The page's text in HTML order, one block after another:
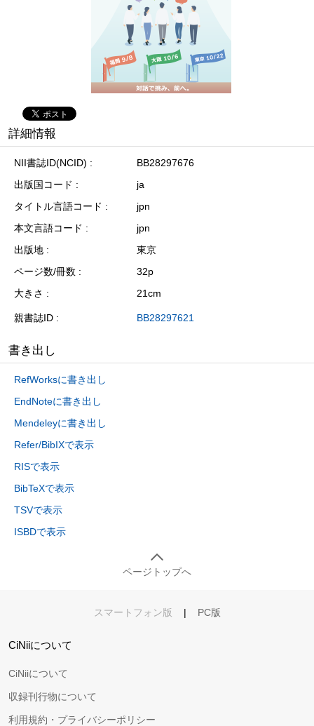
詳細情報
NII書誌ID(NCID)
BB28297676
出版国コード
ja
タイトル言語コード
jpn
本文言語コード
jpn
出版地
東京
ページ数/冊数
32p
大きさ
21cm
親書誌ID BB28297621
書き出し
RefWorksに書き出し
EndNoteに書き出し
Mendeleyに書き出し
Refer/BibIXで表示
RISで表示
BibTeXで表示
TSVで表示
ISBDで表示
ページトップへ
スマートフォン版 | PC版
CiNiiについて
CiNiiについて
収録刊行物について
利用規約・プライバシーポリシー